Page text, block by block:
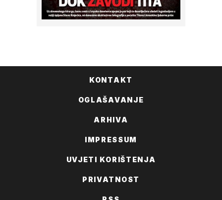
KONTAKT
OGLAŠAVANJE
ARHIVA
IMPRESSUM
UVJETI KORIŠTENJA
PRIVATNOST